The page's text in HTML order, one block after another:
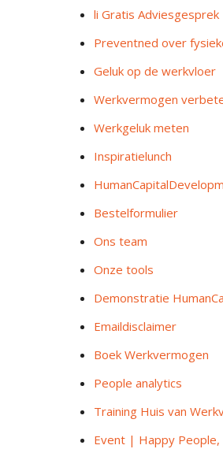
li Gratis Adviesgesprek
Preventned over
Geluk op de werkvloer
Werkvermogen
Werkgeluk meten
Inspiratielunch
Bestelformulier
Ons team
Onze tools
Demonstratie
Emaildisclaimer
Boek Werkvermogen
People analytics
Training Huis van
Event | Happy